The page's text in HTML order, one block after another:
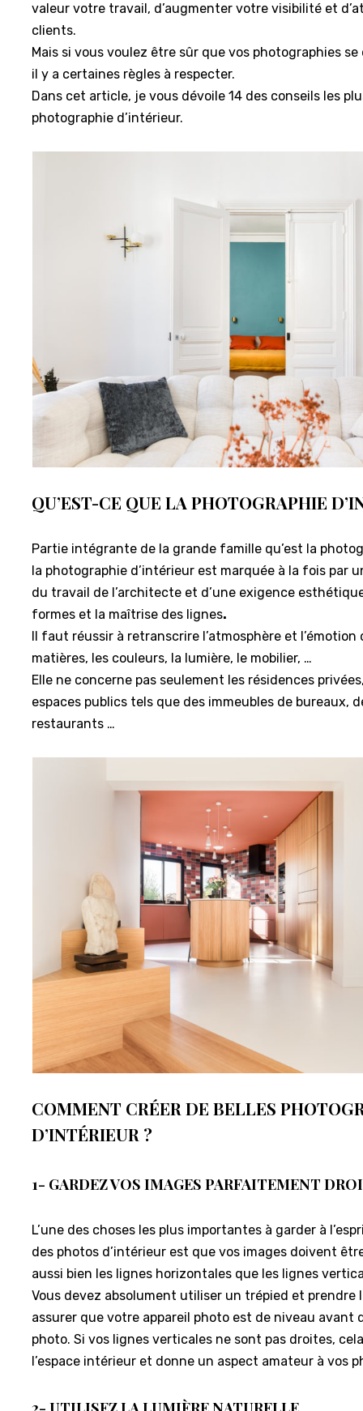
valeur votre travail, d’augmenter votre visibilité et
clients.
Mais si vous voulez être sûr que vos photographies
il y a certaines règles à respecter.
Dans cet article, je vous dévoile 14 des conseils les
photographie d’intérieur.
QU’EST-CE QUE LA PHOTOGRAPHIE
Partie intégrante de la grande famille qu’est la
la photographie d’intérieur est marquée à la fois par
du travail de l’architecte et d’une exigence
formes et la maîtrise des lignes.
Il faut réussir à retranscrire l’atmosphère et
matières, les couleurs, la lumière, le mobilier, …
Elle ne concerne pas seulement les résidences
espaces publics tels que des immeubles de bureaux,
restaurants …
COMMENT CRÉER DE BELLES
D’INTÉRIEUR ?
1- GARDEZ VOS IMAGES PARFAITEMENT
L’une des choses les plus importantes à garder à
des photos d’intérieur est que vos images doivent
aussi bien les lignes horizontales que les lignes
Vous devez absolument utiliser un trépied et prendre
assurer que votre appareil photo est de niveau avant
photo. Si vos lignes verticales ne sont pas droites,
l’espace intérieur et donne un aspect amateur à vos